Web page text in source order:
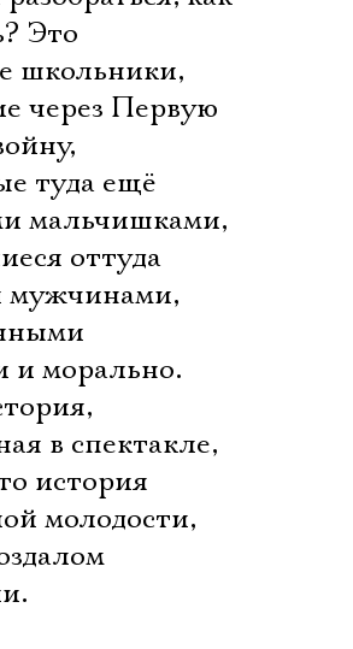
Это
школьники,
через Первую
туда ещё
мальчишками,
оттуда
мужчинами,
и морально.
в спектакле,
история
молодости,